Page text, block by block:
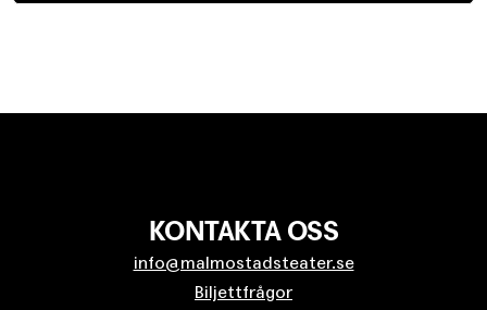
KONTAKTA OSS
info@malmostadsteater.se
Biljettfrågor